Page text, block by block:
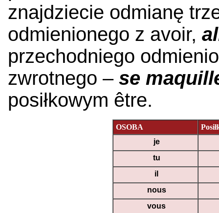
znajdziecie odmianę
odmienionego z avoir,
przechodniego
zwrotnego – se
posiłkowym être.
OSOBA
je
tu
il
nous
vous